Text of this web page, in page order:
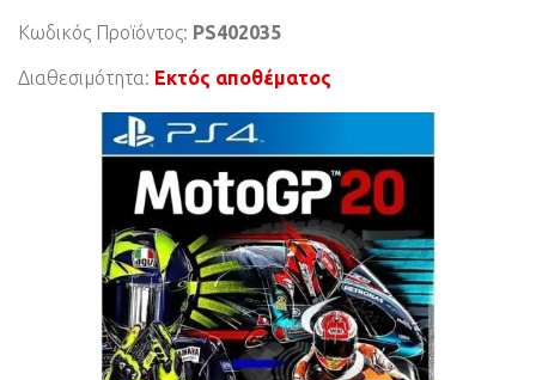
Κωδικός Προϊόντος: PS402035
Διαθεσιμότητα: Εκτός αποθέματος